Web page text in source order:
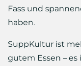
Fass und
haben.
SuppKultur ist
gutem Essen – es